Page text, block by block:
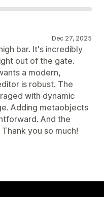
Dec 27, 2025
bar. It's incredibly
out of the gate.
a modern,
is robust. The
with dynamic
Adding metaobjects
And the
you so much!